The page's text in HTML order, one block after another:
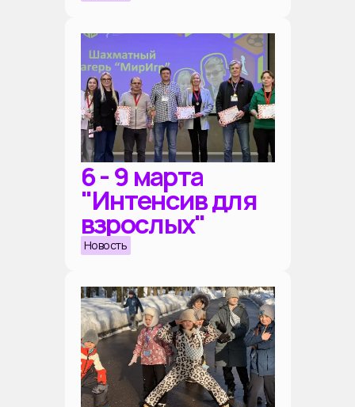
6 - 9 марта
"Интенсив для
взрослых"
Новость